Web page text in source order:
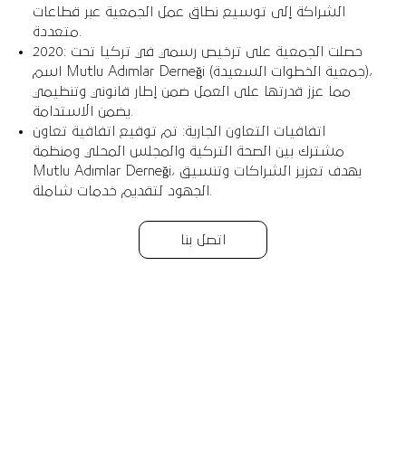
اتصل بنا
الشراكة إلى توسيع نطاق عمل الجمعية عبر قطاعات
2020: حصلت الجمعية على ترخيص رسمي في تركيا تحت
اسم Mutlu Adımlar Derneği (جمعية الخطوات السعيدة)،
مما عزز قدرتها على العمل ضمن إطار قانوني وتنظيمي
اتفاقيات التعاون الجارية: تم توقيع اتفاقية تعاون
مشترك بين الصحة التركية والمجلس المحلي ومنظمة
Mutlu Adımlar Derneği، بهدف تعزيز الشراكات وتنسيق